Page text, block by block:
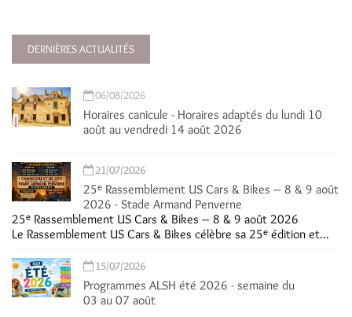
DERNIÈRES ACTUALITÉS
06/08/2026
Horaires canicule - Horaires adaptés du lundi 10
août au vendredi 14 août 2026
21/07/2026
25ᵉ Rassemblement US Cars & Bikes – 8 & 9 août
2026 - Stade Armand Penverne
25ᵉ Rassemblement US Cars & Bikes – 8 & 9 août 2026
Le Rassemblement US Cars & Bikes célèbre sa 25ᵉ édition et...
15/07/2026
Programmes ALSH été 2026 - semaine du
03 au 07 août